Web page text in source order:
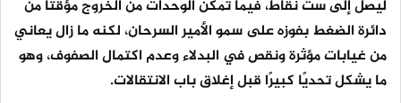
ليصل إلى ست نقاط، فيما تمكن الوحدات من الخروج مؤقتًا من
دائرة الضغط بفوزه على سمو الأمير السرحان، لكنه ما زال يعاني
من غيابات مؤثرة ونقص في البدلاء وعدم اكتمال الصفوف، وهو
ما يشكل تحديًا كبيرًا قبل إغلاق باب الانتقالات.